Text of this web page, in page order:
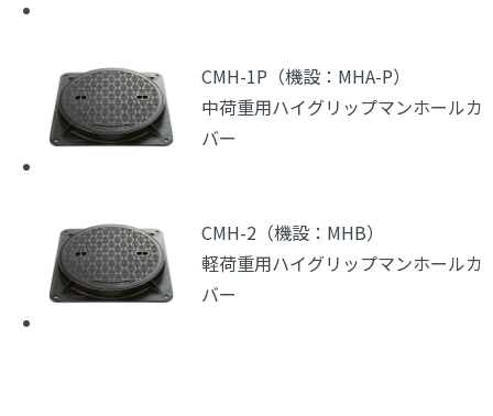
CMH-1P（機設：MHA-P）
中荷重用ハイグリップマンホールカ
バー
CMH-2（機設：MHB）
軽荷重用ハイグリップマンホールカ
バー